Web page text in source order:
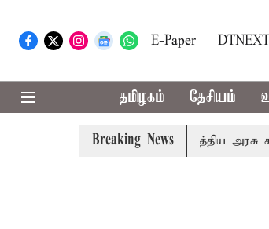
E-Paper DTNEXT
தமிழகம் தேசியம்
Breaking News
கட்டணம் வசூலிக்கப்படாது: மத்திய அரசு